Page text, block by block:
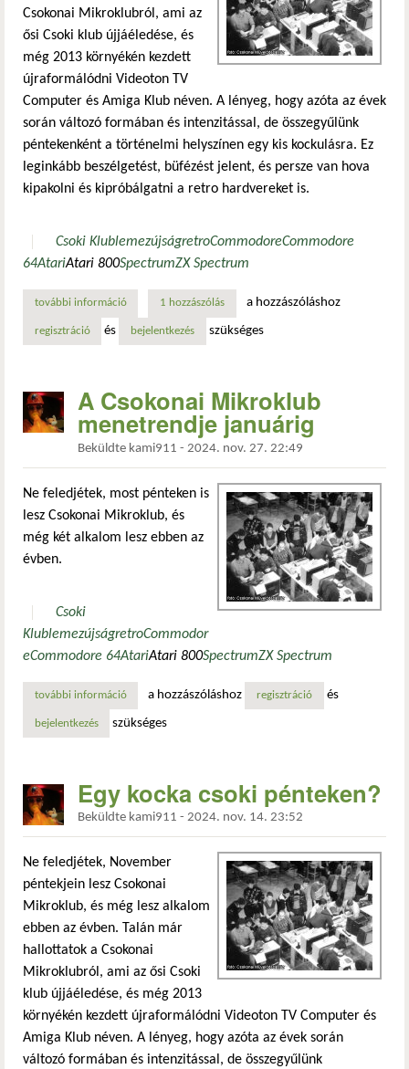
Csokonai Mikroklubról, ami az
ősi Csoki klub újjáéledése, és
még 2013 környékén kezdett
újraformálódni Videoton TV
Computer és Amiga Klub néven. A lényeg, hogy azóta az évek
során változó formában és intenzitással, de összegyűlünk
péntekenként a történelmi helyszínen egy kis kockulásra. Ez
leginkább beszélgetést, büfézést jelent, és persze van hova
kipakolni és kipróbálgatni a retro hardvereket is.
Csoki KlublemezújságretroCommodoreCommodore
64AtariAtari 800SpectrumZX Spectrum
további információegy kocka csoki jövő hét pénteken? tartalommal
1 hozzászólás a hozzászóláshoz
regisztráció és bejelentkezés szükséges
A Csokonai Mikroklub
menetrendje januárig
Beküldte kami911 - 2024. nov. 27. 22:49
Ne feledjétek, most pénteken is
lesz Csokonai Mikroklub, és
még két alkalom lesz ebben az
évben.
Csoki
KlublemezújságretroCommodor
eCommodore 64AtariAtari 800SpectrumZX Spectrum
további információa csokonai mikroklub menetrendje januárig tartalommal
a hozzászóláshoz regisztráció és
bejelentkezés szükséges
Egy kocka csoki pénteken?
Beküldte kami911 - 2024. nov. 14. 23:52
Ne feledjétek, November
péntekjein lesz Csokonai
Mikroklub, és még lesz alkalom
ebben az évben. Talán már
hallottatok a Csokonai
Mikroklubról, ami az ősi Csoki
klub újjáéledése, és még 2013
környékén kezdett újraformálódni Videoton TV Computer és
Amiga Klub néven. A lényeg, hogy azóta az évek során
változó formában és intenzitással, de összegyűlünk